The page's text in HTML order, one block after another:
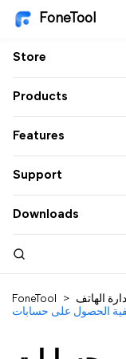
FoneTool
Store
Products
Features
Support
Downloads
FoneTool >